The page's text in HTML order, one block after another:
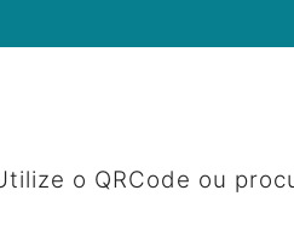
o QRCode ou